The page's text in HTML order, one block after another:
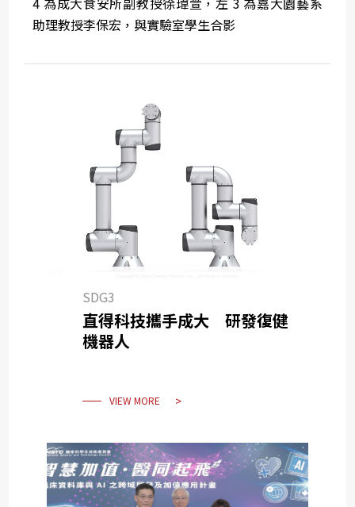
助理教授李保宏，與實驗室學生合影
SDG3
直得科技攜手成大 研發復健
機器人
VIEW MORE